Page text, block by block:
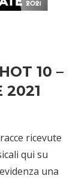
10 –
2021
ricevute
qui su
una